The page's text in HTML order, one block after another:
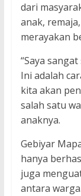
dari
anak,
merayakan
“Saya
Ini adalah
kita akan
salah satu
anaknya.
Gebiyar
hanya
juga
antara warga.